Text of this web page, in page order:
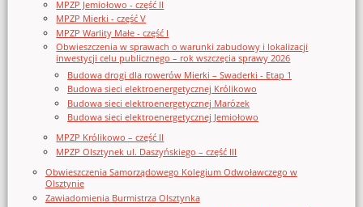
MPZP Jemiołowo - część II
MPZP Mierki - część V
MPZP Warlity Małe - część I
Obwieszczenia w sprawach o warunki zabudowy i lokalizacji
inwestycji celu publicznego – rok wszczęcia sprawy 2026
Budowa drogi dla rowerów Mierki – Swaderki - Etap 1
Budowa sieci elektroenergetycznej Królikowo
Budowa sieci elektroenergetycznej Marózek
Budowa sieci elektroenergetycznej Jemiołowo
MPZP Królikowo – część II
MPZP Olsztynek ul. Daszyńskiego – część III
Obwieszczenia Samorządowego Kolegium Odwoławczego w
Olsztynie
Zawiadomienia Burmistrza Olsztynka